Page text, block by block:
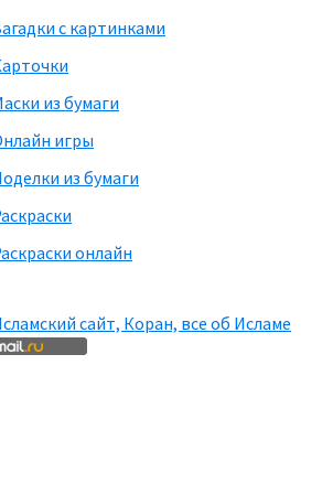
с картинками
из бумаги
игры
из бумаги
онлайн
сайт, Коран, все об Исламе